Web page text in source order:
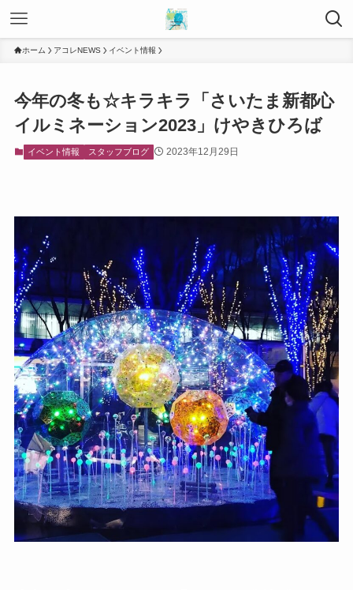
ホーム アコレNEWS イベント情報
今年の冬も☆キラキラ「さいたま新都心
イルミネーション2023」けやきひろば
イベント情報 スタッフブログ 2023年12月29日